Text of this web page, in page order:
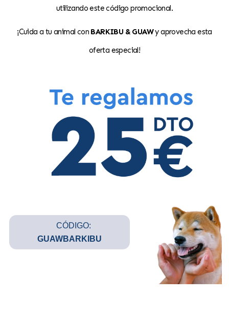
utilizando este código promocional.
¡Cuida a tu animal con BARKIBU & GUAWy aprovecha esta
oferta especial!
CÓDIGO:
GUAWBARKIBU